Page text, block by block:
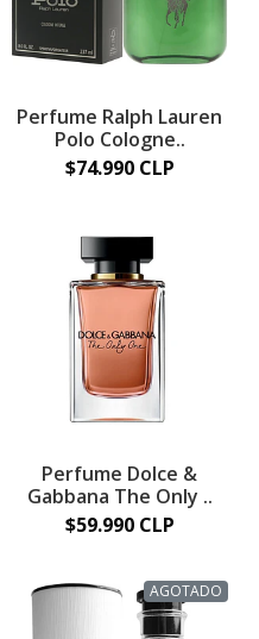
Perfume Ralph Lauren
Polo Cologne..
$74.990 CLP
Perfume Dolce &
Gabbana The Only ..
$59.990 CLP
AGOTADO